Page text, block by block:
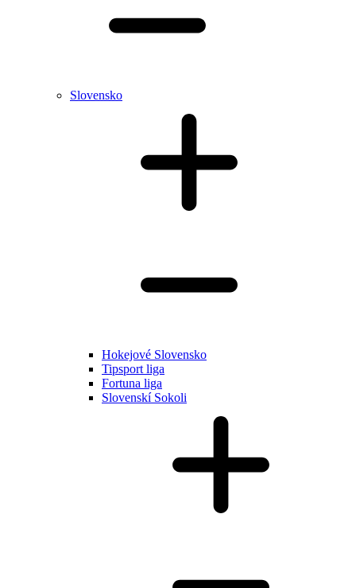
Slovensko
Hokejové Slovensko
Tipsport liga
Fortuna liga
Slovenskí Sokoli